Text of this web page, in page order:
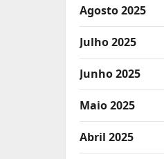
Agosto 2025
Julho 2025
Junho 2025
Maio 2025
Abril 2025